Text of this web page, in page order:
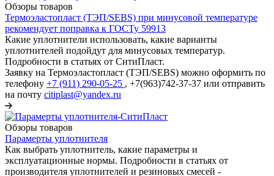
Обзоры товаров
Термоэластопласт (ТЭП/SEBS) при минусовой температуре
рекомендует поправка к ГОСТу 59913
Какие уплотнители использовать, какие варианты
уплотнителей подойдут для минусовых температур.
Подробности в статьях от СитиПласт.
Заявку на Термоэластопласт (ТЭП/SEBS) можно оформить по
телефону +7 (911) 290-05-25 , +7(963)742-37-37 или отправить
на почту citiplast@yandex.ru
Обзоры товаров
Парамерты уплотнителя
Как выбрать уплотнитель, какие параметры и
эксплуатационные нормы. Подробности в статьях от
производителя уплотнителей и резиновых смесей -